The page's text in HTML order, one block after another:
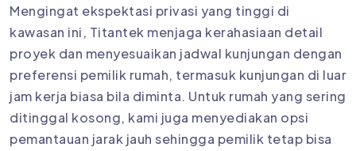
Mengingat ekspektasi privasi yang tinggi di
kawasan ini, Titantek menjaga kerahasiaan detail
proyek dan menyesuaikan jadwal kunjungan dengan
preferensi pemilik rumah, termasuk kunjungan di luar
jam kerja biasa bila diminta. Untuk rumah yang sering
ditinggal kosong, kami juga menyediakan opsi
pemantauan jarak jauh sehingga pemilik tetap bisa